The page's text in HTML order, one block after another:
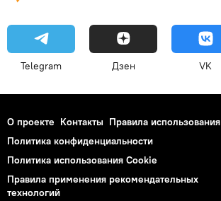
Telegram Дзен VK
О проекте Контакты Правила использования
Политика конфиденциальности
Политика использования Cookie
Правила применения рекомендательных
технологий